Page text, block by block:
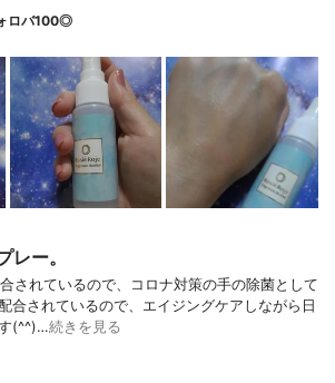
ロバ100◎
レー。
されているので、コロナ対策の手の除菌として
合されているので、エイジングケアしながら日
(^^)…続きを見る